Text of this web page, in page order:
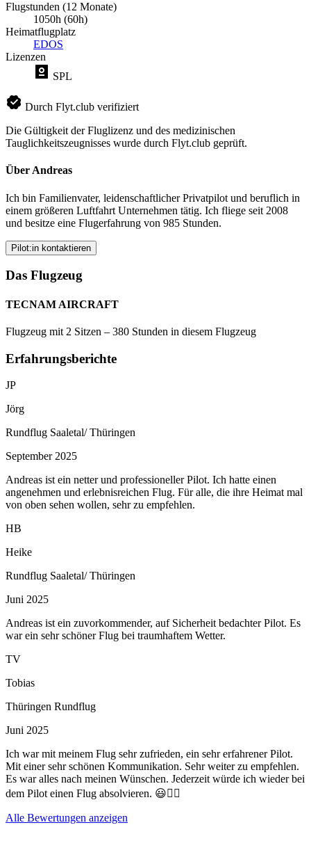
Flugstunden (12 Monate)
1050h (60h)
Heimatflugplatz
EDOS
Lizenzen
SPL
Durch Flyt.club verifiziert
Die Gültigkeit der Fluglizenz und des medizinischen
Tauglichkeitszeugnisses wurde durch Flyt.club geprüft.
Über Andreas
Ich bin Familienvater, leidenschaftlicher Privatpilot und beruflich in
einem größeren Luftfahrt Unternehmen tätig. Ich fliege seit 2008
und besitze eine Flugerfahrung von 985 Stunden.
Pilot:in kontaktieren
Das Flugzeug
TECNAM AIRCRAFT
Flugzeug mit 2 Sitzen – 380 Stunden in diesem Flugzeug
Erfahrungsberichte
JP
Jörg
Rundflug Saaletal/ Thüringen
September 2025
Andreas ist ein netter und professioneller Pilot. Ich hatte einen
angenehmen und erlebnisreichen Flug. Für alle, die ihre Heimat mal
von oben sehen wollen, sehr zu empfehlen.
HB
Heike
Rundflug Saaletal/ Thüringen
Juni 2025
Andreas ist ein zuvorkommender, auf Sicherheit bedachter Pilot. Es
war ein sehr schöner Flug bei traumhaftem Wetter.
TV
Tobias
Thüringen Rundflug
Juni 2025
Ich war mit meinem Flug sehr zufrieden, ein sehr erfahrener Pilot.
Mit einer sehr schönen Kommunikation. Sehr weiter zu empfehlen.
Es war alles nach meinen Wünschen. Jederzeit würde ich wieder bei
dem Pilot einen Flug absolvieren. 😃👌🏾
Alle Bewertungen anzeigen